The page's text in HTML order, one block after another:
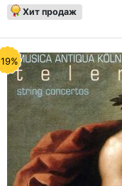
и Тревора Пиннока.
Все без исключения
том числе с Эммой
"Das musikalische
Goebel), "Die Kunst
John Passion +
Градинер),
для виолончели
скрипки (Натан
(Хельмут Вальха,
(Кэтлин Бэттл),
Марта Аргерих) и
"Его следует
Хит продаж